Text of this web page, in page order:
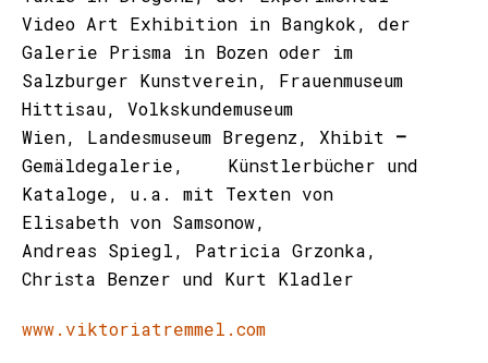
Video Art Exhibition in Bangkok, der
Galerie Prisma in Bozen oder im
Salzburger Kunstverein, Frauenmuseum
Hittisau, Volkskundemuseum
Wien, Landesmuseum Bregenz, Xhibit
–
Gemäldegalerie, Künstlerbücher und
Kataloge, u.a. mit Texten von
Elisabeth von Samsonow,
Andreas Spiegl, Patricia Grzonka,
Christa Benzer und Kurt Kladler
www.viktoriatremmel.com